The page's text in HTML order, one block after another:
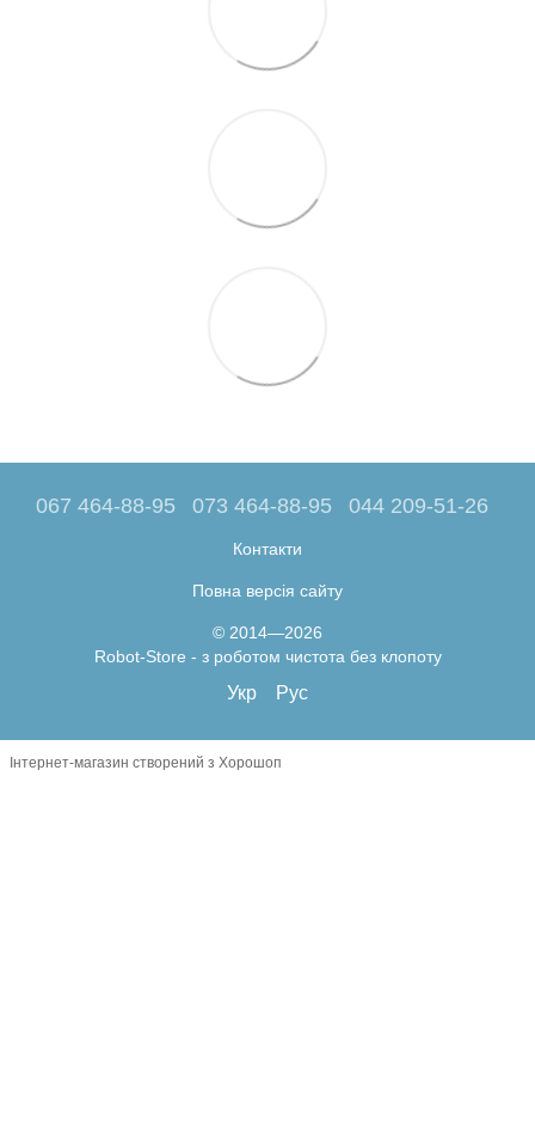
067 464-88-95 073 464-88-95 044 209-51-26
Контакти
Повна версія сайту
© 2014—2026
Robot-Store - з роботом чистота без клопоту
Укр Рус
Інтернет-магазин створений з Хорошоп